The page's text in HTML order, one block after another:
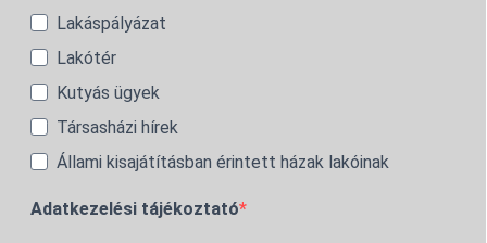
Lakáspályázat
Lakótér
Kutyás ügyek
Társasházi hírek
Állami kisajátításban érintett házak lakóinak
Adatkezelési tájékoztató